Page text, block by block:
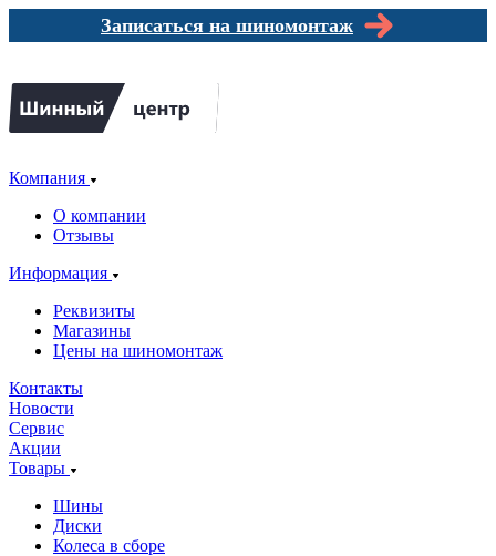
Записаться на шиномонтаж
Компания
О компании
Отзывы
Информация
Реквизиты
Магазины
Цены на шиномонтаж
Контакты
Новости
Сервис
Акции
Товары
Шины
Диски
Колеса в сборе